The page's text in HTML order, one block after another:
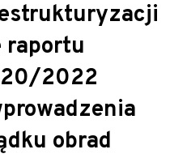
raportu
20/2022
obrad